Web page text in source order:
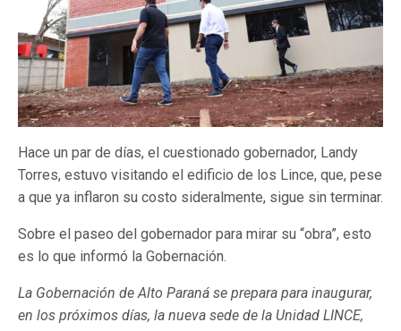
Hace un par de días, el cuestionado gobernador, Landy
Torres, estuvo visitando el edificio de los Lince, que, pese
a que ya inflaron su costo sideralmente, sigue sin terminar.
Sobre el paseo del gobernador para mirar su “obra”, esto
es lo que informó la Gobernación.
La Gobernación de Alto Paraná se prepara para inaugurar,
en los próximos días, la nueva sede de la Unidad LINCE,